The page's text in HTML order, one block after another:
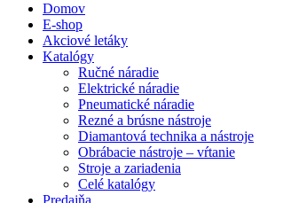
Domov
E-shop
Akciové letáky
Katalógy
Ručné náradie
Elektrické náradie
Pneumatické náradie
Rezné a brúsne nástroje
Diamantová technika a nástroje
Obrábacie nástroje – vŕtanie
Stroje a zariadenia
Celé katalógy
Predajňa